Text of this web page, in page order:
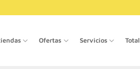
Ofertas Servicios